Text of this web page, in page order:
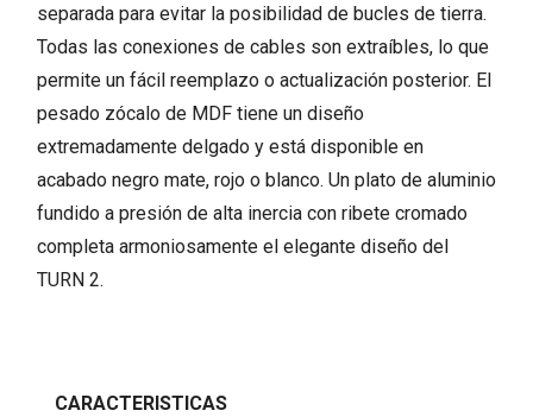
separada para evitar la posibilidad de bucles de tierra.
Todas las conexiones de cables son extraíbles, lo que
permite un fácil reemplazo o actualización posterior. El
pesado zócalo de MDF tiene un diseño
extremadamente delgado y está disponible en
acabado negro mate, rojo o blanco. Un plato de aluminio
fundido a presión de alta inercia con ribete cromado
completa armoniosamente el elegante diseño del
TURN 2.
CARACTERISTICAS